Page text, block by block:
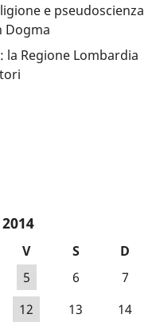
e pseudoscienza
Dogma
la Regione Lombardia
V S
D
5 6
7
12 13
14